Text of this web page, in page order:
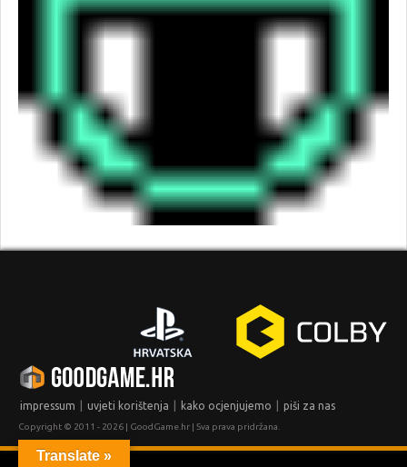
impressum uvjeti korištenja kako ocjenjujemo piši za nas
Copyright © 2011 - 2026 | GoodGame.hr | Sva prava pridržana.
Translate »